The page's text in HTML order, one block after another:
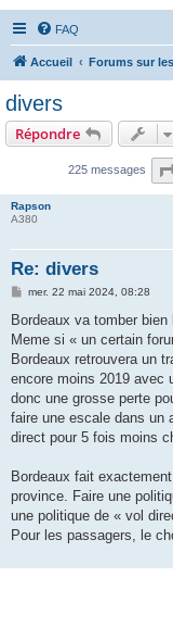
FAQ
Accueil Forums sur
divers
Répondre
225 messages
Rapson
A380
Re: divers
M
s
a
g
mer. 22 mai 2024, 08:28
Bordeaux va tomber
Meme si « un certain
Bordeaux retrouvera un
encore moins 2019 avec
donc une grosse perte
faire une escale dans un
direct pour 5 fois moins
Bordeaux fait
province. Faire une
une politique de « vol
Pour les passagers, le